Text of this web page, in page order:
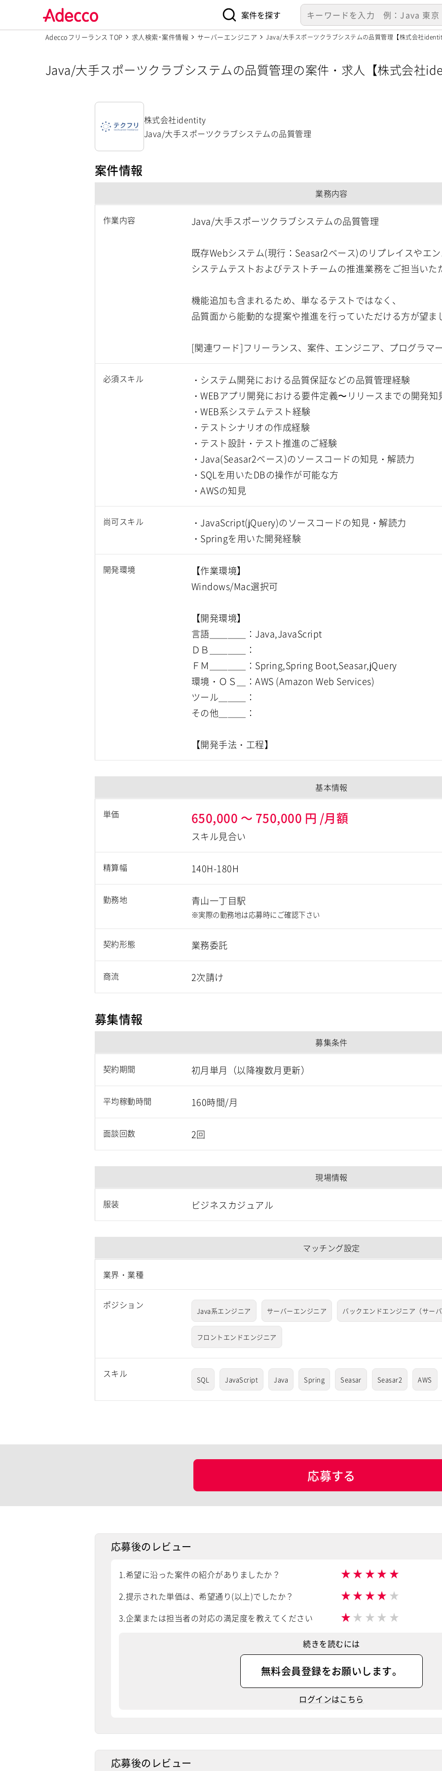
案件を探す
Adeccoフリーランス TOP 求人検索･案件情報 サーバーエンジニア Java/大手スポーツクラブシステムの品質管理【株式会社
Java/大手スポーツクラブシステムの品質管理の案件・求人【株式会社
株式会社identity
Java/大手スポーツクラブシステムの品質管理
案件情報
業務内容
作業内容 Java/大手スポーツクラブシステムの品質管理
既存Webシステム(現行：Seasar2ベース)のリプレイスやエン
システムテストおよびテストチームの推進業務をご担当いた
機能追加も含まれるため、単なるテストではなく、
品質面から能動的な提案や推進を行っていただける方が望ま
[関連ワード]フリーランス、案件、エンジニア、プログラマ
必須スキル
・システム開発における品質保証などの品質管理経験
・WEBアプリ開発における要件定義〜リリースまでの開発知
・WEB系システムテスト経験
・テストシナリオの作成経験
・テスト設計・テスト推進のご経験
・Java(Seasar2ベース)のソースコードの知見・解読力
・SQLを用いたDBの操作が可能な方
・AWSの知見
尚可スキル
・JavaScript(jQuery)のソースコードの知見・解読力
・Springを用いた開発経験
開発環境
【作業環境】
Windows/Mac選択可
【開発環境】
言語＿＿＿＿：Java,JavaScript
ＤＢ＿＿＿＿：
ＦＭ＿＿＿＿：Spring,Spring Boot,Seasar,jQuery
環境・ＯＳ＿：AWS (Amazon Web Services)
ツール＿＿＿：
その他＿＿＿：
基本情報
単価 650,000 ～ 750,000 円 /月額
スキル見合い
精算幅 140H-180H
勤務地 青山一丁目駅
※実際の勤務地は応募時にご確認下さい
契約形態 業務委託
商流 2次請け
募集情報
募集条件
契約期間 初月単月（以降複数月更新）
平均稼動時間 160時間/月
面談回数 2回
現場情報
服装 ビジネスカジュアル
マッチング設定
業界・業種
ポジション
Java系エンジニア サーバーエンジニア バックエンドエンジニア（サーバ
フロントエンドエンジニア
スキル
SQL JavaScript Java Spring Seasar Seasar2 AWS
応募する
応募後のレビュー
1.希望に沿った案件の紹介がありましたか？ ★ ★ ★ ★ ★
2.提示された単価は、希望通り(以上)でしたか？ ★ ★ ★ ★ ★
3.企業または担当者の対応の満足度を教えてください ★ ★ ★ ★ ★
続きを読むには
無料会員登録をお願いします。
ログインはこちら
応募後のレビュー